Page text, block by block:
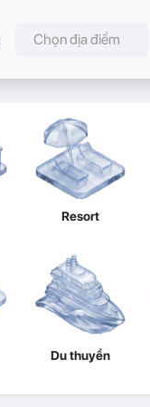
Chọn địa điểm
Resort
Du thuyền